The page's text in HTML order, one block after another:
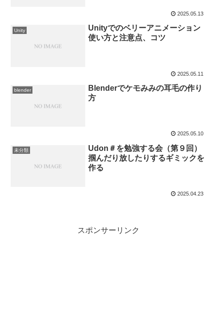
2025.05.13
Unity
Unityでのベリーアニメーション
使い方と注意点、コツ
2025.05.11
blender
Blenderでケモみみの耳毛の作り
方
2025.05.10
未分類
Udon＃を勉強する会（第９回）
掴んだり放したりするギミックを
作る
2025.04.23
スポンサーリンク